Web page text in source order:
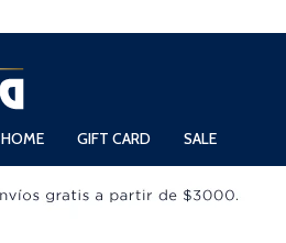
HOME GIFT CARD SALE